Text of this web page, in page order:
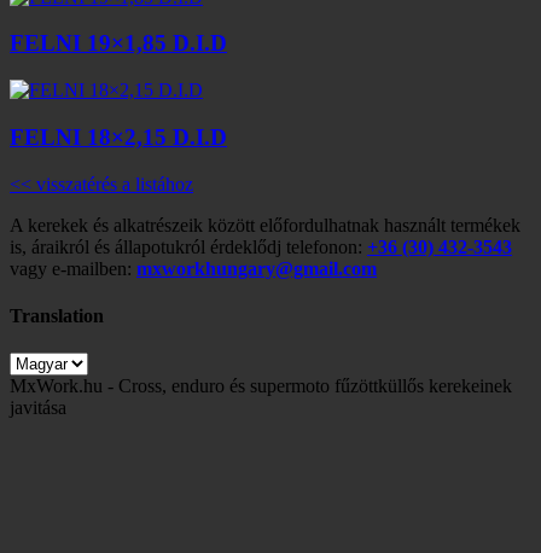
FELNI 19×1,85 D.I.D
FELNI 18×2,15 D.I.D
<< visszatérés a listához
A kerekek és alkatrészeik között előfordulhatnak használt termékek
is, áraikról és állapotukról érdeklődj telefonon: +36 (30) 432-3543
vagy e-mailben: mxworkhungary@gmail.com
Translation
MxWork.hu - Cross, enduro és supermoto fűzöttküllős kerekeinek
javitása